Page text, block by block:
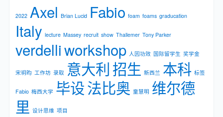
2022 Axel Brian Lucid Fabio foam foams graducation
Italy lecture Massey recruit show Thallemer Tony Parker
verdelliworkshop 人因功效 国际留学生 奖学金
宋玥昀 工作坊 录取 意大利招生 新⻄兰 本科 标签
Fabio 梅⻄⼤学 毕设法比奥 童慧明 维尔德
里 设计思维 项目